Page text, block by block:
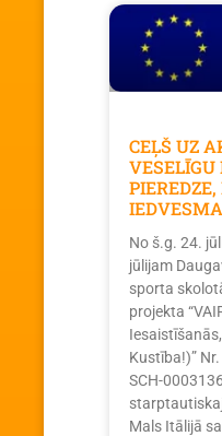
CEĻŠ UZ
No š.g. 24.
jūlijam
sporta
projekta
Kustība!)”
SCH-
Mals Itālijā